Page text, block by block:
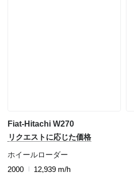
Fiat-Hitachi W270
リクエストに応じた価格
ホイールローダー
2000
12,939 m/h